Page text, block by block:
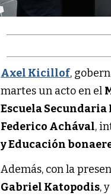
Axel Kicillof,
martes un acto en el
Escuela Secundaria
Federico Achával,
y Educación
Además, con la
Gabriel Katopodis,